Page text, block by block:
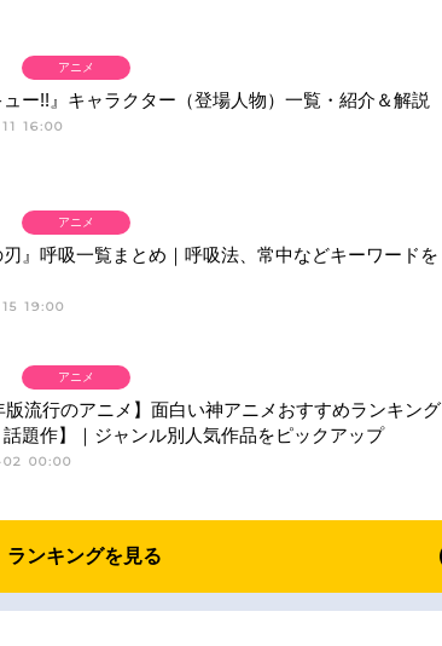
ー!!』キャラクター（登場人物）一覧・紹介＆解説
16:00
アニメ
』呼吸一覧まとめ｜呼吸法、常中などキーワードを
19:00
アニメ
版流行のアニメ】面白い神アニメおすすめランキング
題作】｜ジャンル別人気作品をピックアップ
00:00
アニメ
ランキングを見る